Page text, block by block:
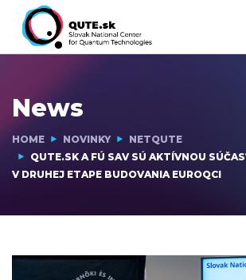
News
HOME NOVINKY
NETQUTE
QUTE.SK A FÚ SAV SÚ AKTÍVNOU
V DRUHEJ ETAPE BUDOVANIA EUROQCI